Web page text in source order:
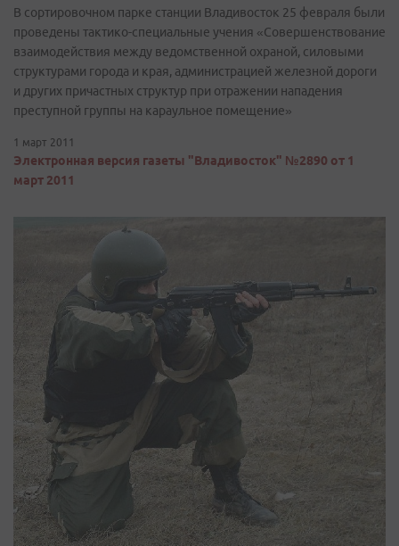
В сортировочном парке станции Владивосток 25 февраля были
проведены тактико-специальные учения «Совершенствование
взаимодействия между ведомственной охраной, силовыми
структурами города и края, администрацией железной дороги
и других причастных структур при отражении нападения
преступной группы на караульное помещение»
1 март 2011
Электронная версия газеты "Владивосток" №2890 от 1
март 2011